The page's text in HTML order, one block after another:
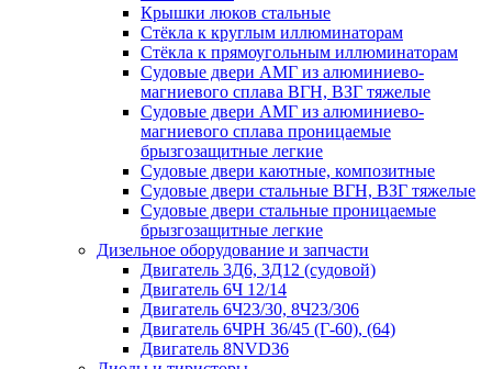
Крышки люков стальные
Стёкла к круглым иллюминаторам
Стёкла к прямоугольным иллюминаторам
Судовые двери АМГ из алюминиево-
магниевого сплава ВГН, ВЗГ тяжелые
Судовые двери АМГ из алюминиево-
магниевого сплава проницаемые
брызгозащитные легкие
Судовые двери каютные, композитные
Судовые двери стальные ВГН, ВЗГ тяжелые
Судовые двери стальные проницаемые
брызгозащитные легкие
Дизельное оборудование и запчасти
Двигатель 3Д6, 3Д12 (судовой)
Двигатель 6Ч 12/14
Двигатель 6Ч23/30, 8Ч23/306
Двигатель 6ЧРН 36/45 (Г-60), (64)
Двигатель 8NVD36